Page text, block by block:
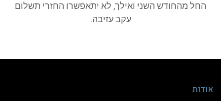
החל מהחודש השני ואילך, לא יתאפשרו החזרי תשלום
עקב עזיבה.
אודות